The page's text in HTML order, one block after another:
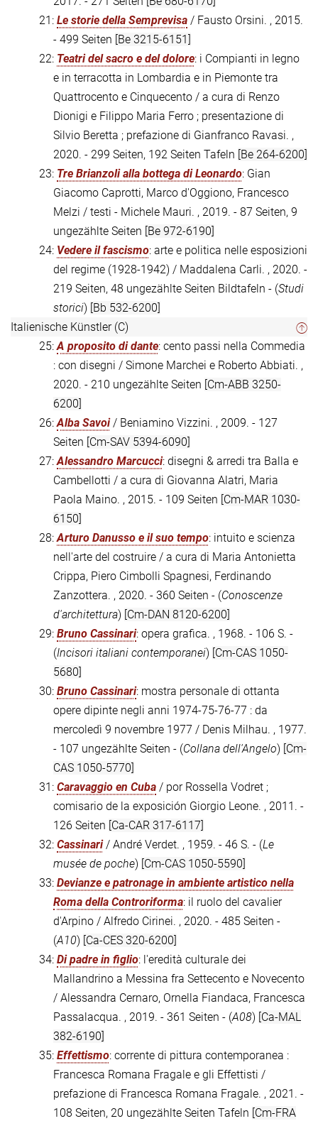
21: Le storie della Semprevisa / Fausto Orsini. , 2015.
- 499 Seiten [Be 3215-6151]
22: Teatri del sacro e del dolore: i Compianti in legno
e in terracotta in Lombardia e in Piemonte tra
Quattrocento e Cinquecento / a cura di Renzo
Dionigi e Filippo Maria Ferro ; presentazione di
Silvio Beretta ; prefazione di Gianfranco Ravasi. ,
2020. - 299 Seiten, 192 Seiten Tafeln [Be 264-6200]
23: Tre Brianzoli alla bottega di Leonardo: Gian
Giacomo Caprotti, Marco d'Oggiono, Francesco
Melzi / testi - Michele Mauri. , 2019. - 87 Seiten, 9
ungezählte Seiten [Be 972-6190]
24: Vedere il fascismo: arte e politica nelle esposizioni
del regime (1928-1942) / Maddalena Carli. , 2020. -
219 Seiten, 48 ungezählte Seiten Bildtafeln - (Studi
storici) [Bb 532-6200]
Italienische Künstler (C)
25:A proposito di dante: cento passi nella Commedia
: con disegni / Simone Marchei e Roberto Abbiati. ,
2020. - 210 ungezählte Seiten [Cm-ABB 3250-
6200]
26:Alba Savoi/ Beniamino Vizzini. , 2009. - 127
Seiten [Cm-SAV 5394-6090]
27:Alessandro Marcucci: disegni & arredi tra Balla e
Cambellotti / a cura di Giovanna Alatri, Maria
Paola Maino. , 2015. - 109 Seiten [Cm-MAR 1030-
6150]
28:Arturo Danusso e il suo tempo: intuito e scienza
nell'arte del costruire / a cura di Maria Antonietta
Crippa, Piero Cimbolli Spagnesi, Ferdinando
Zanzottera. , 2020. - 360 Seiten - (Conoscenze
d'architettura) [Cm-DAN 8120-6200]
29: Bruno Cassinari: opera grafica. , 1968. - 106 S. -
(Incisori italiani contemporanei) [Cm-CAS 1050-
5680]
30: Bruno Cassinari: mostra personale di ottanta
opere dipinte negli anni 1974-75-76-77 : da
mercoledì 9 novembre 1977 / Denis Milhau. , 1977.
- 107 ungezählte Seiten - (Collana dell'Angelo) [Cm-
CAS 1050-5770]
31: Caravaggio en Cuba / por Rossella Vodret ;
comisario de la exposición Giorgio Leone. , 2011. -
126 Seiten [Ca-CAR 317-6117]
32: Cassinari/ André Verdet. , 1959. - 46 S. - (Le
musée de poche) [Cm-CAS 1050-5590]
33: Devianze e patronage in ambiente artistico nella
Roma della Controriforma: il ruolo del cavalier
d'Arpino / Alfredo Cirinei. , 2020. - 485 Seiten -
(A10) [Ca-CES 320-6200]
34: Di padre in figlio: l'eredità culturale dei
Mallandrino a Messina fra Settecento e Novecento
/ Alessandra Cernaro, Ornella Fiandaca, Francesca
Passalacqua. , 2019. - 361 Seiten - (A08) [Ca-MAL
382-6190]
35: Effettismo: corrente di pittura contemporanea :
Francesca Romana Fragale e gli Effettisti /
prefazione di Francesca Romana Fragale. , 2021. -
108 Seiten, 20 ungezählte Seiten Tafeln [Cm-FRA